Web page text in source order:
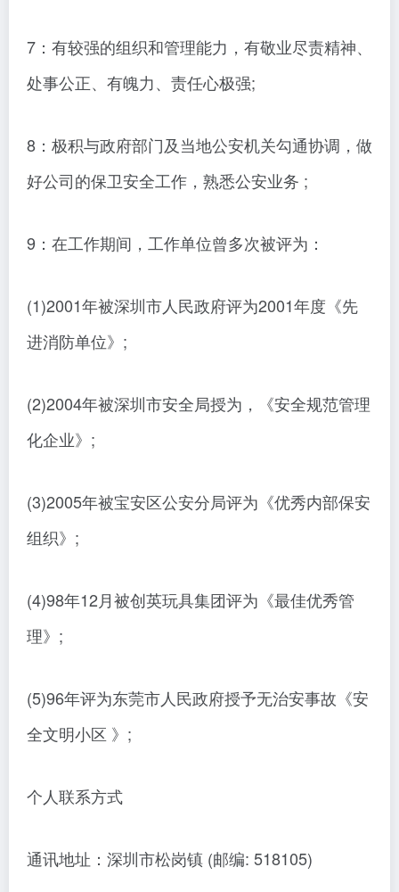
7：有较强的组织和管理能力，有敬业尽责精神、
处事公正、有魄力、责任心极强;
8：极积与政府部门及当地公安机关勾通协调，做
好公司的保卫安全工作，熟悉公安业务 ;
9：在工作期间，工作单位曾多次被评为：
(1)2001年被深圳市人民政府评为2001年度《先
进消防单位》;
(2)2004年被深圳市安全局授为，《安全规范管理
化企业》;
(3)2005年被宝安区公安分局评为《优秀内部保安
组织》;
(4)98年12月被创英玩具集团评为《最佳优秀管
理》;
(5)96年评为东莞市人民政府授予无治安事故《安
全文明小区 》;
个人联系方式
通讯地址：深圳市松岗镇 (邮编: 518105)